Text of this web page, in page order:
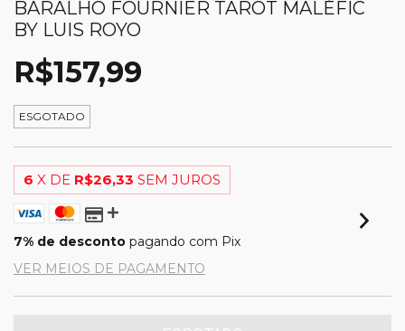
BARALHO FOURNIER TAROT MALÉFIC
BY LUIS ROYO
R$157,99
ESGOTADO
6 X DE R$26,33 SEM JUROS
7% de desconto pagando com Pix
VER MEIOS DE PAGAMENTO